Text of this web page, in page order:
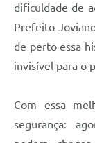
dificuldade de
Prefeito
de perto essa
invisível para o
Com essa
segurança: